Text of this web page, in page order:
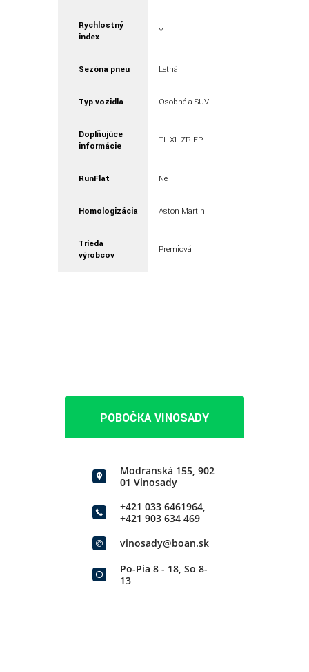
Rychlostný
index
Y
Sezóna pneu Letná
Typ vozidla Osobné a SUV
Doplňujúce
informácie
TL XL ZR FP
RunFlat Ne
Homologizácia Aston Martin
Trieda
výrobcov
Premiová
POBOČKA VINOSADY
Modranská 155, 902
01 Vinosady
+421 033 6461964,
+421 903 634 469
vinosady@boan.sk
Po-Pia 8 - 18, So 8-
13